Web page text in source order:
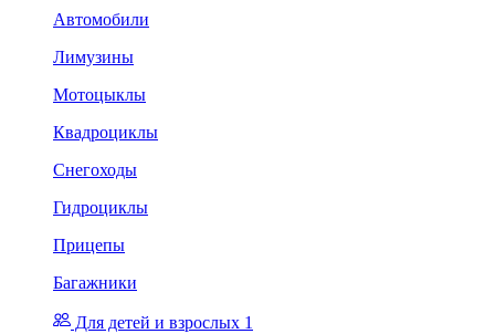
Автомобили
Лимузины
Мотоцыклы
Квадроциклы
Снегоходы
Гидроциклы
Прицепы
Багажники
Для детей и взрослых 1